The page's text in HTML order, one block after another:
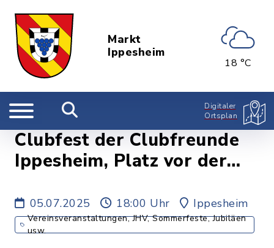
Markt
Ippesheim
18 °C
Digitaler
Ortsplan
Clubfest der Clubfreunde
Ippesheim, Platz vor der
05.07.2025 18:00 Uhr Ippesheim
Vereinsveranstaltungen, JHV, Sommerfeste, Jubiläen
usw.